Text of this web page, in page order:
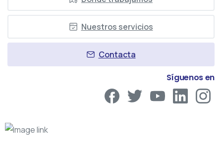
Nuestros servicios
Contacta
Síguenos en